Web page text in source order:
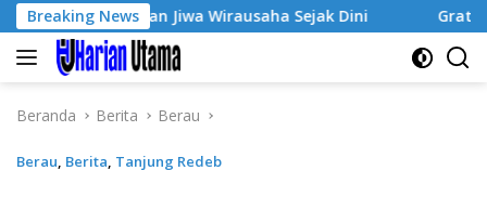
Langsung
ke
konten
Breaking NewsJiwa Wirausaha Sejak Dini GratisPol Sukses
Beranda Berita Berau
Berau, Berita, Tanjung Redeb